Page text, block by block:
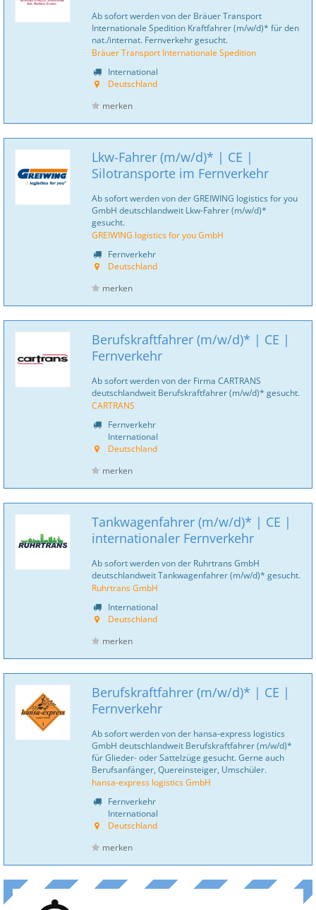
Ab sofort werden von der Bräuer Transport
Internationale Spedition Kraftfahrer (m/w/d)* für den
nat./internat. Fernverkehr gesucht.
Bräuer Transport Internationale Spedition
International
Deutschland
merken
Lkw-Fahrer (m/w/d)* | CE |
Silotransporte im Fernverkehr
Ab sofort werden von der GREIWING logistics for you
GmbH deutschlandweit Lkw-Fahrer (m/w/d)*
gesucht.
GREIWING logistics for you GmbH
Fernverkehr
Deutschland
merken
Berufskraftfahrer (m/w/d)* | CE |
Fernverkehr
Ab sofort werden von der Firma CARTRANS
deutschlandweit Berufskraftfahrer (m/w/d)* gesucht.
CARTRANS
Fernverkehr
International
Deutschland
merken
Tankwagenfahrer (m/w/d)* | CE |
internationaler Fernverkehr
Ab sofort werden von der Ruhrtrans GmbH
deutschlandweit Tankwagenfahrer (m/w/d)* gesucht.
Ruhrtrans GmbH
International
Deutschland
merken
Berufskraftfahrer (m/w/d)* | CE |
Fernverkehr
Ab sofort werden von der hansa-express logistics
GmbH deutschlandweit Berufskraftfahrer (m/w/d)*
für Glieder- oder Sattelzüge gesucht. Gerne auch
Berufsanfänger, Quereinsteiger, Umschüler.
hansa-express logistics GmbH
Fernverkehr
International
Deutschland
merken